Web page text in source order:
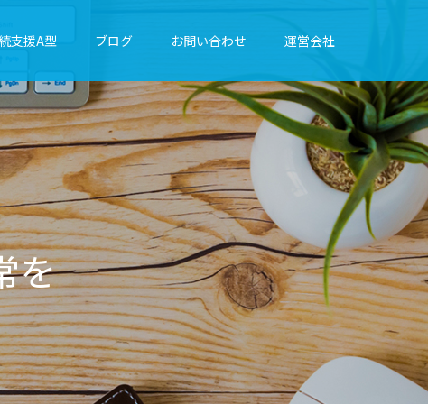
支援A型 ブログ お問い合わせ 運営会社
に綴ります